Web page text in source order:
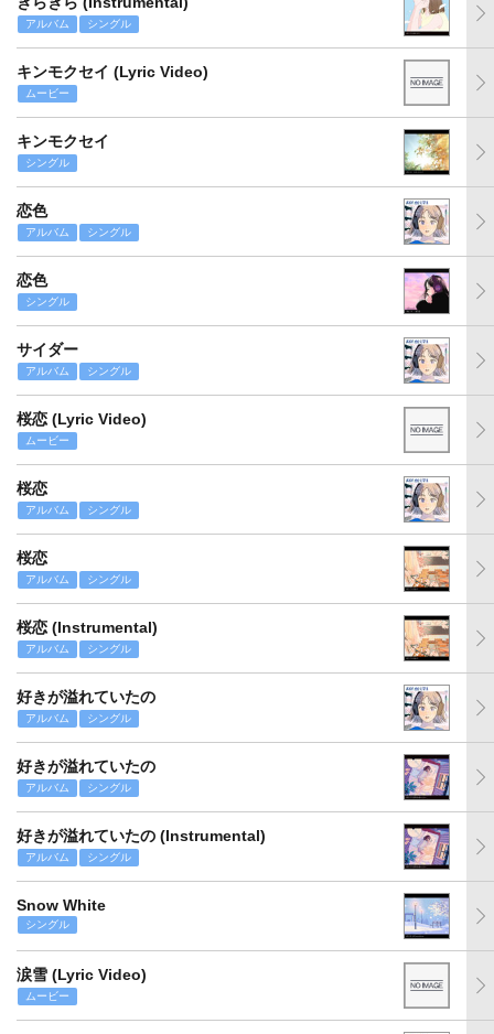
アルバム シングル
キンモクセイ (Lyric Video)
ムービー
キンモクセイ
シングル
恋色
アルバム シングル
恋色
シングル
サイダー
アルバム シングル
桜恋 (Lyric Video)
ムービー
桜恋
アルバム シングル
桜恋
アルバム シングル
桜恋 (Instrumental)
アルバム シングル
好きが溢れていたの
アルバム シングル
好きが溢れていたの
アルバム シングル
好きが溢れていたの (Instrumental)
アルバム シングル
Snow White
シングル
涙雪 (Lyric Video)
ムービー